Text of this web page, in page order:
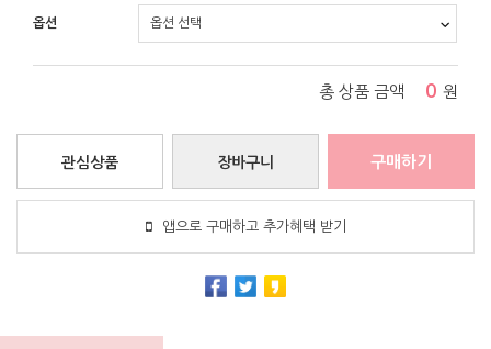
옵션
총 상품 금액 0 원
장바구니
관심상품 구매하기
앱으로 구매하고 추가혜택 받기